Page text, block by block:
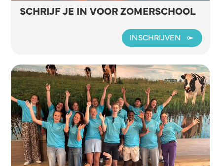
SCHRIJF JE IN VOOR ZOMERSCHOOL
INSCHRIJVEN